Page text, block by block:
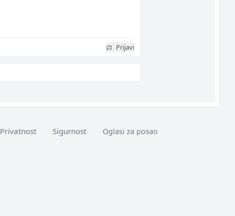
Prijavi
Privatnost Sigurnost Oglasi za posao